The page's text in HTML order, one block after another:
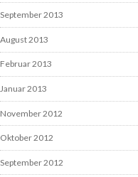
September 2013
August 2013
Februar 2013
Januar 2013
November 2012
Oktober 2012
September 2012